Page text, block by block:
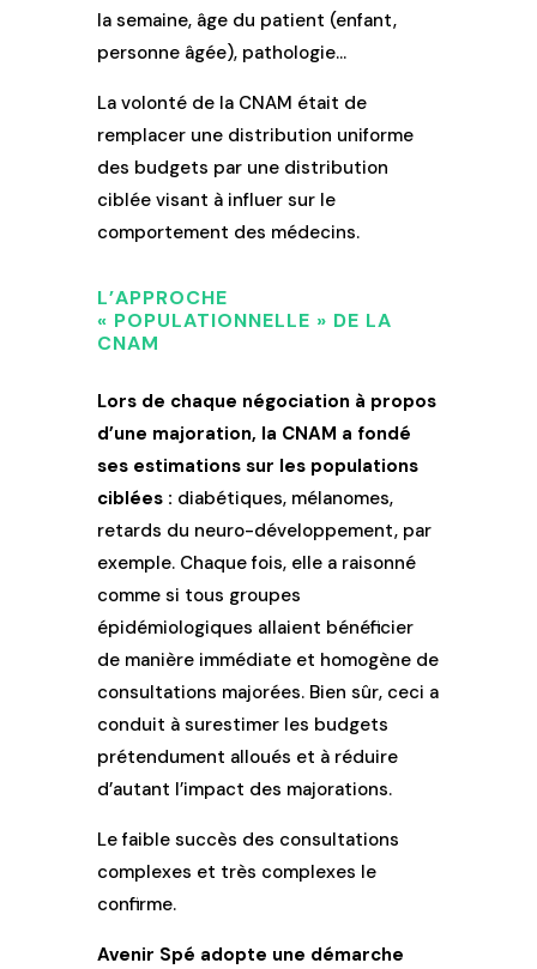
la semaine, âge du patient (enfant,
personne âgée), pathologie…
La volonté de la CNAM était de
remplacer une distribution uniforme
des budgets par une distribution
ciblée visant à influer sur le
comportement des médecins.
L’APPROCHE
« POPULATIONNELLE » DE LA
CNAM
Lors de chaque négociation à propos
d’une majoration, la CNAM a fondé
ses estimations sur les populations
ciblées : diabétiques, mélanomes,
retards du neuro-développement, par
exemple. Chaque fois, elle a raisonné
comme si tous groupes
épidémiologiques allaient bénéficier
de manière immédiate et homogène de
consultations majorées. Bien sûr, ceci a
conduit à surestimer les budgets
prétendument alloués et à réduire
d’autant l’impact des majorations.
Le faible succès des consultations
complexes et très complexes le
confirme.
Avenir Spé adopte une démarche